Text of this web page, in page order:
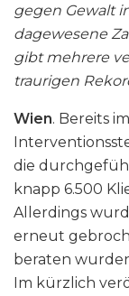
gegen Gewalt
dagewesene
gibt mehrere
traurigen
Wien. Bereits
die
knapp 6.500
Allerdings
erneut
beraten
Im kürzlich